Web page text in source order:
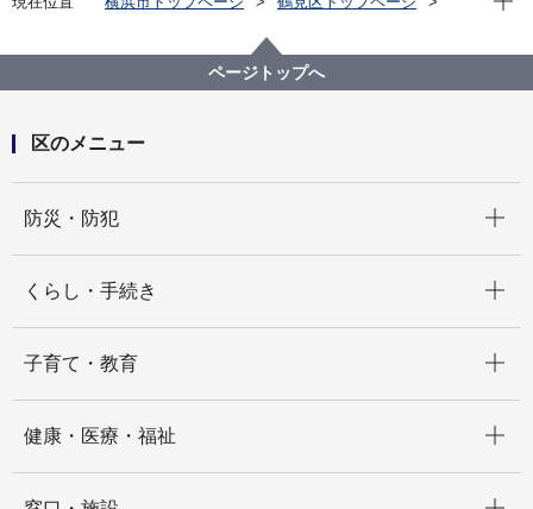
【終了しました】京急×横浜鶴見 周湯スタンプラリー
ページトップへ
区のメニュー
防災・防犯
くらし・手続き
子育て・教育
健康・医療・福祉